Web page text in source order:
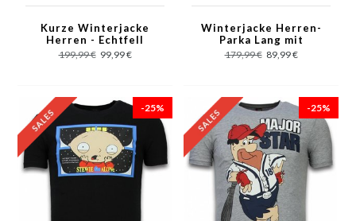
Kurze Winterjacke
Herren - Echtfell
Jacke - Rot
199,99 € 99,99 €
Winterjacke Herren-
Parka Lang mit
Fellkragen - Rot
179,99 € 89,99 €
-25% -25%